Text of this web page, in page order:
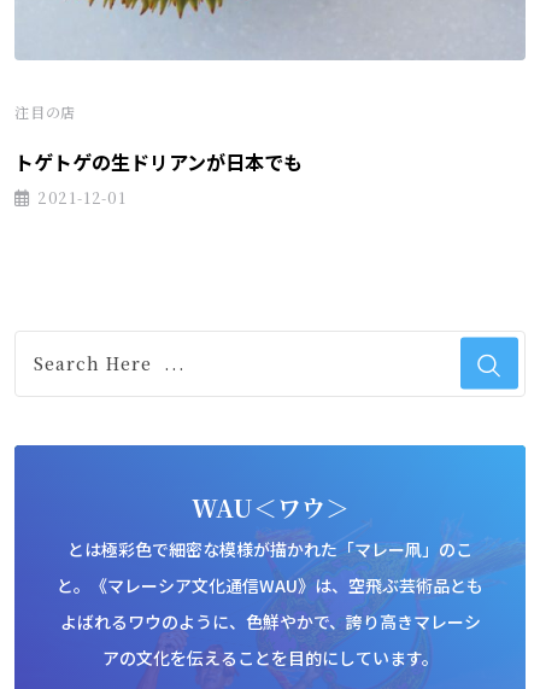
注目の店
トゲトゲの生ドリアンが日本でも
2021-12-01
WAU＜ワウ＞
とは極彩色で細密な模様が描かれた「マレー凧」のこ
と。《マレーシア文化通信WAU》は、空飛ぶ芸術品とも
よばれるワウのように、色鮮やかで、誇り高きマレーシ
アの文化を伝えることを目的にしています。